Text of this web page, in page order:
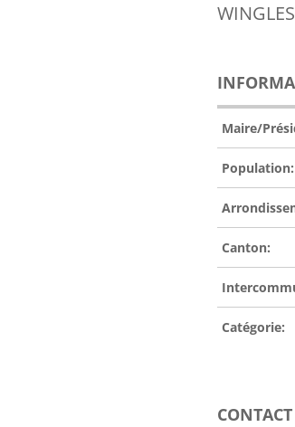
WINGLES
Maire/
Population:
Canton:
Catégorie:
CONTACT